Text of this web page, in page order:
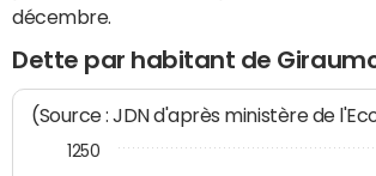
décembre.
Dette par habitant de
(Source : JDN d'après ministère de
1250